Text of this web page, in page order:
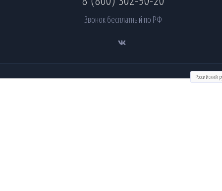
Звонок бесплатный по РФ